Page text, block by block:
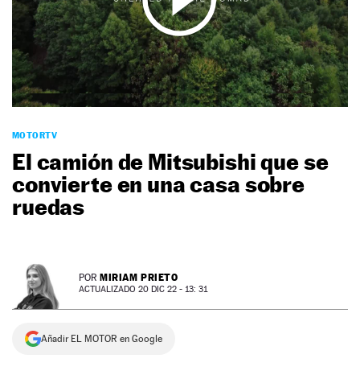
NEWSLETTER
SÍGUENOS
MOTORTV
El camión de Mitsubishi que se
convierte en una casa sobre
ruedas
POR MIRIAM PRIETO
ACTUALIZADO 20 DIC 22 - 13: 31
Añadir EL MOTOR en Google